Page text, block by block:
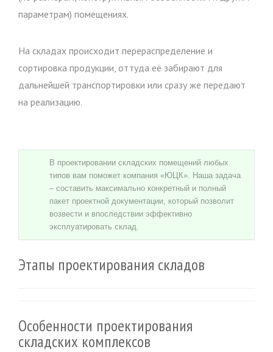
параметрам) помещениях.
На складах происходит перераспределение и
сортировка продукции, оттуда её забирают для
дальнейшей транспортировки или сразу же передают
на реализацию.
В проектировании складских помещений любых
типов вам поможет компания «ЮЦК». Наша задача
– составить максимально конкретный и полный
пакет проектной документации, который позволит
возвести и впоследствии эффективно
эксплуатировать склад.
Этапы проектирования складов
Особенности проектирования
складских комплексов